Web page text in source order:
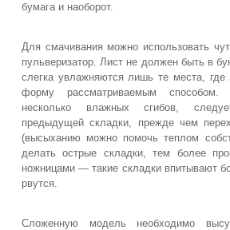
бумага и наоборот.
Для смачивания можно использовать
пульверизатор. Лист не должен быть в
слегка увлажняются лишь те места, где
форму рассматриваемым способом.
несколько влажных сгибов,
предыдущей складки, прежде чем
(высыханию можно помочь теплом
делать острые складки, тем более
ножницами — такие складки впитывают
рвутся.
Сложенную модель необходимо